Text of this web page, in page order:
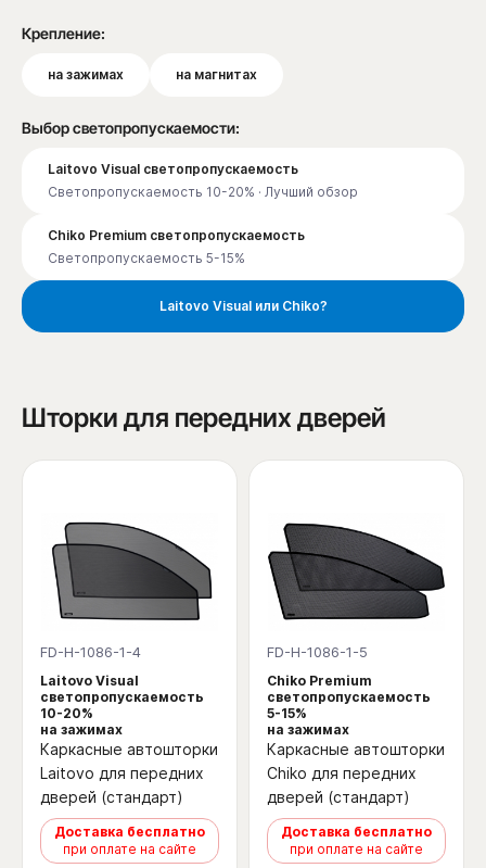
Крепление:
на зажимах на магнитах
Выбор светопропускаемости:
Laitovo Visual светопропускаемость
Светопропускаемость 10-20% · Лучший обзор
Chiko Premium светопропускаемость
Светопропускаемость 5-15%
Laitovo Visual или Chiko?
Шторки для передних дверей
FD-H-1086-1-4
Laitovo Visual
светопропускаемость
10-20%
на зажимах
Каркасные автошторки
Laitovo для передних
дверей (стандарт)
Доставка бесплатно
при оплате на сайте
FD-H-1086-1-5
Chiko Premium
светопропускаемость
5-15%
на зажимах
Каркасные автошторки
Chiko для передних
дверей (стандарт)
Доставка бесплатно
при оплате на сайте